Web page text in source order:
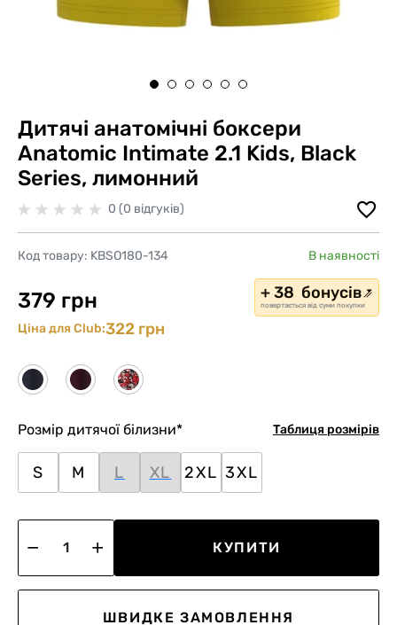
Дитячі анатомічні боксери
Anatomic Intimate 2.1 Kids, Black
Series, лимонний
0 (0 відгуків)
Код товару: KBSO180-134 В наявності
379 грн + 38 бонусів
повертається від суми покупки
Ціна для Club:322 грн
Таблиця розмірів
Розмір дитячої білизни*
S M L XL 2XL 3XL
КУПИТИ
ШВИДКЕ ЗАМОВЛЕННЯ